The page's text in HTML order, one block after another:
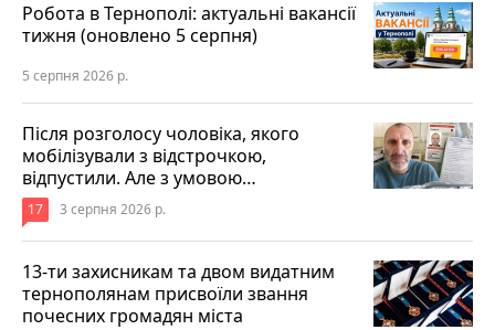
Робота в Тернополі: актуальні вакансії
тижня (оновлено 5 серпня)
5 серпня 2026 р.
Після розголосу чоловіка, якого
мобілізували з відстрочкою,
відпустили. Але з умовою…
17 3 серпня 2026 р.
13-ти захисникам та двом видатним
тернополянам присвоїли звання
почесних громадян міста